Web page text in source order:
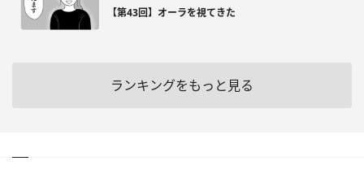
【第43回】オーラを視てきた
ランキングをもっと見る